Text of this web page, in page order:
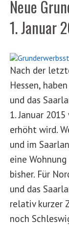
Neue
1. Januar
Nach der
Hessen,
und das
1. Januar
erhöht wird.
und im
eine
bisher. Für
und das
relativ kurzer
noch